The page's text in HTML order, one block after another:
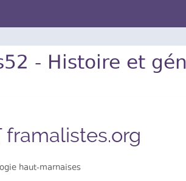
- Histoire et
framalistes.org
haut-marnaises